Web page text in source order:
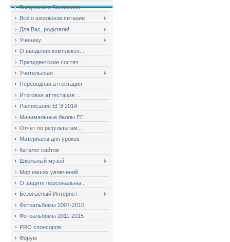
Выпускники Баклановс...
Всё о школьном питании
Для Вас, родители!
Ученику
О введении комплексн...
Президентские состяз...
Учительская
Переводная аттестация
Итоговая аттестация ...
Расписание ЕГЭ 2014
Минимальные баллы ЕГ...
Отчет по результатам...
Материалы для уроков
Каталог сайтов
Школьный музей
Мир наших увлечений
О защите персональны...
Безопасный Интернет
Фотоальбомы 2007-2010
Фотоальбомы 2011-2015
PRO спонсоров
Форум